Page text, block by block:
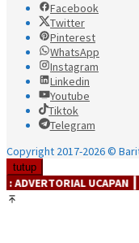
Facebook
Twitter
Pinterest
WhatsApp
Instagram
Linkedin
Youtube
Tiktok
Telegram
Copyright 2017-2026 ©
tutup
┃